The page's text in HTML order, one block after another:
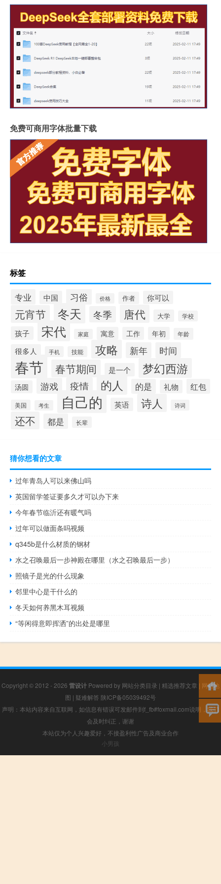
免费可商用字体批量下载
标签
专业 中国 习俗 价格 作者 你可以
元宵节 冬天 冬季 唐代 大学 学校
孩子 宋代 家庭 寓意 工作 年初 年龄
很多人 手机 技能 攻略 新年 时间
春节 春节期间 是一个 梦幻西游
汤圆 游戏 疫情 的人 的是 礼物 红包
美国 考生 自己的 英语 诗人 诗词
还不 都是 长辈
猜你想看的文章
过年青岛人可以来佛山吗
英国留学签证要多久才可以办下来
今年春节临沂还有暖气吗
过年可以做面条吗视频
q345b是什么材质的钢材
水之召唤最后一步神殿在哪里（水之召唤最后一步）
照镜子是光的什么现象
邻里中心是干什么的
冬天如何养黑木耳视频
“等闲得意即挥洒”的出处是哪里
Copyright © 2012 - 2026 雷设计 Powered by 网站分类目录 | 精选推荐文章 | 网站地
图 | 疑难解答 陕ICP备05039492号
声明：本站内容来自互联网，如信息有错误可发邮件到f_fb#foxmail.com说明，我们
会及时纠正，谢谢
本站仅为个人兴趣爱好，不接盈利性广告及商业合作
小男孩